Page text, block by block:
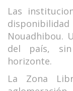
Las
Nouadhibou.
del país,
horizonte.
La Zona